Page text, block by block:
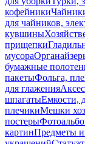
кофейники
для чайников,
кувшины
прищепки
мусора
бумажные
пакетыФольга,
для глажения
шпагатыЕмкости,
плечикиМешки
постеры
картинПредметы